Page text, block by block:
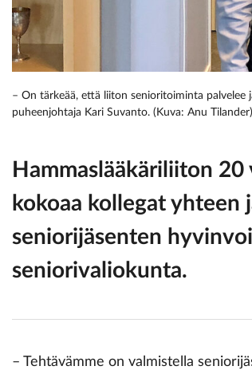
– On tärkeää, että liiton senioritoiminta palvelee
puheenjohtaja Kari Suvanto. (Kuva: Anu Tilander)
Hammaslääkäriliiton
kokoaa kollegat yhteen
seniorijäsenten
seniorivaliokunta.
– Tehtävämme on valmistella